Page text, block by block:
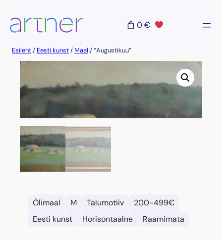
sisu
juurde
0 €
Esileht/ Eesti kunst/ Maal / “Augustikuu”
Õlimaal M Talumotiiv
200-499€
Eesti kunst
Horisontaalne Raamimata